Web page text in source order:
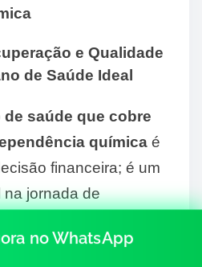
e Qualidade
de Saúde Ideal
de saúde que cobre
química é
financeira; é um
jornada de
Ao longo deste
no WhatsApp